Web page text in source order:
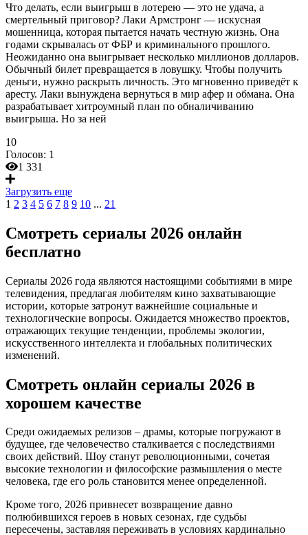
Что делать, если выигрыш в лотерею — это не удача, а
смертельный приговор? Лаки Армстронг — искусная
мошенница, которая пытается начать честную жизнь. Она
годами скрывалась от ФБР и криминального прошлого.
Неожиданно она выигрывает несколько миллионов долларов.
Обычный билет превращается в ловушку. Чтобы получить
деньги, нужно раскрыть личность. Это мгновенно приведёт к
аресту. Лаки вынуждена вернуться в мир афер и обмана. Она
разрабатывает хитроумный план по обналичиванию
выигрыша. Но за ней
10
Голосов: 1
1 331
Загрузить еще
1 2 3 4 5 6 7 8 9 10 ... 21
Смотреть сериалы 2026 онлайн
бесплатно
Сериалы 2026 года являются настоящими событиями в мире
телевидения, предлагая любителям кино захватывающие
истории, которые затронут важнейшие социальные и
технологические вопросы. Ожидается множество проектов,
отражающих текущие тенденции, проблемы экологии,
искусственного интеллекта и глобальных политических
изменений.
Смотреть онлайн сериалы 2026 в
хорошем качестве
Среди ожидаемых релизов – драмы, которые погружают в
будущее, где человечество сталкивается с последствиями
своих действий. Шоу станут революционными, сочетая
высокие технологии и философские размышления о месте
человека, где его роль становится менее определенной.
Кроме того, 2026 привнесет возвращение давно
полюбившихся героев в новых сезонах, где судьбы
пересечены, заставляя переживать в условиях кардинально